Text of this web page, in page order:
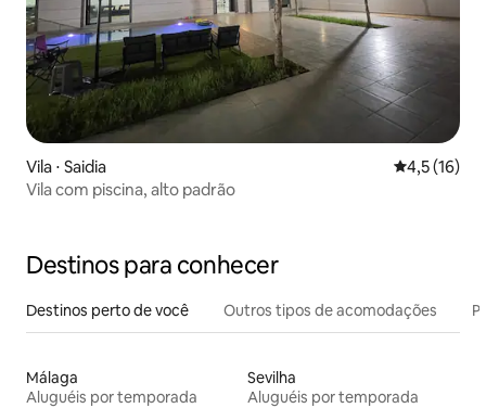
Vila ⋅ Saidia 4,5 de uma
4,5 (16)
Vila com piscina, alto padrão
Destinos para conhecer
Destinos perto de você Outros tipos de acomodações
Málaga
Aluguéis por temporada
Sevilha
Aluguéis por temporada